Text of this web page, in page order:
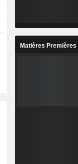
Matières Premières